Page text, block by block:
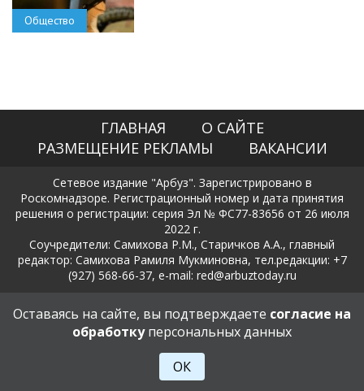
Общество
ГЛАВНАЯ
О САЙТЕ
РАЗМЕЩЕНИЕ РЕКЛАМЫ
ВАКАНСИИ
Сетевое издание "Арбуз". Зарегистрировано в
Роскомнадзоре. Регистрационный номер и дата принятия
решения о регистрации: серия Эл № ФС77-83656 от 26 июля
2022 г.
Соучредители: Самихова Р.М., Старичков А.А., главный
редактор: Самихова Рамиля Мукминовна, тел.редакции: +7
(927) 568-66-37, e-mail: red@arbuztoday.ru
Политика в отношении обработки и защиты персональных
данных
18+
Оставаясь на сайте, вы подтверждаете согласие на
обработкуперсональных данных
ОК